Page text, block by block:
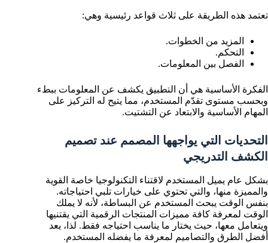
تعتمد هذه الطريقة على ثلاث قواعد رئيسية وهي:
المزيد من الخطوات.
التحكم.
الفصل بين المعلومات.
الفكرة الأساسية هي أن التطبيق يكشف عن المعلومات ببطء
وبحسب مستوى تقدّم المستخدم، مما يتيح له التركيز على
المهام الأساسية والابتعاد عن التشتيت.
التحديات التي يواجهها المصمم عند تصميم
الكشف التدريجي
بشكل عام يميل المستخدم لاقتناء التكنولوجيا خاصة القوية
والمميزة منها، والتي تحتوي على خيارات تلبي احتياجاته.
بنفس الوقت يبحث المستخدم عن البساطة، لأنه لا يملك
الوقت لمعرفة كافة مميزات المنتجات الرقمية التي يقتنيها
ويتعامل معها، حيث يختار ما يناسب احتياجه فقط. لذا، يعد
أفضل الطرق والتصاميم لمعرفة ما يفضله المستخدم.